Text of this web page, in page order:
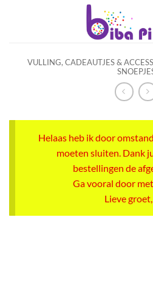
VULLING, CADEAUTJES &
Helaas heb ik door
moeten sluiten. Dank
bestellingen de
Ga vooral door
Lieve